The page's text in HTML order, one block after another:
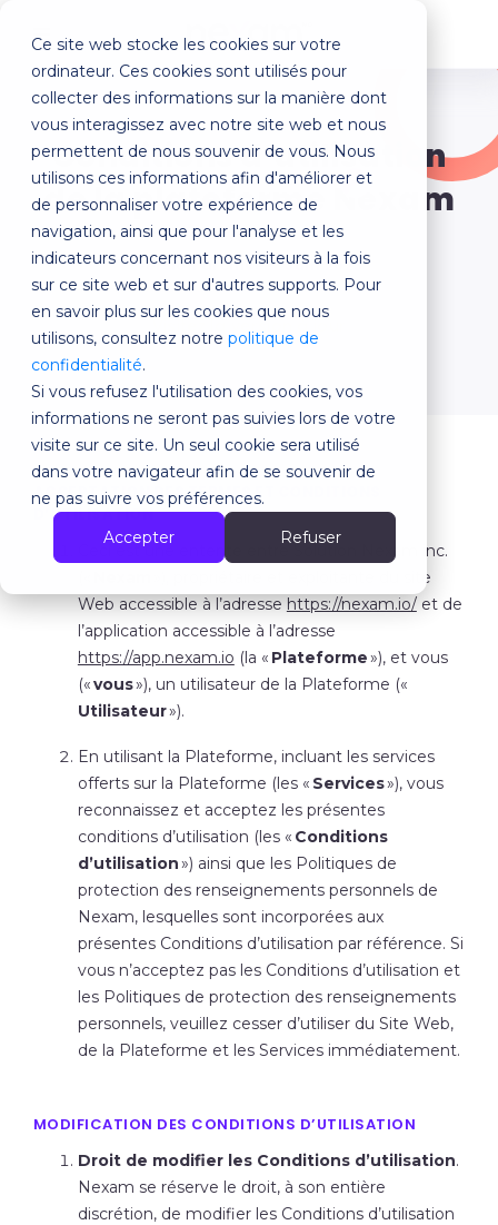
Ce site web stocke les cookies sur votre
ordinateur. Ces cookies sont utilisés pour
collecter des informations sur la manière dont
vous interagissez avec notre site web et nous
permettent de nous souvenir de vous. Nous
utilisons ces informations afin d'améliorer et
de personnaliser votre expérience de
navigation, ainsi que pour l'analyse et les
indicateurs concernant nos visiteurs à la fois
sur ce site web et sur d'autres supports. Pour
en savoir plus sur les cookies que nous
utilisons, consultez notre politique de
confidentialité.
Si vous refusez l'utilisation des cookies, vos
informations ne seront pas suivies lors de votre
visite sur ce site. Un seul cookie sera utilisé
dans votre navigateur afin de se souvenir de
ne pas suivre vos préférences.
Accepter
Refuser
MENU
Conditions d’utilisation
de la plateforme Nexam
Version archivée : Juin 2023
Visitez la version à jour
ACCEPTATION DES TERMES ET CONDITIONS
D’UTILISATION
Ceci est une entente entre Solution Nexam inc.
»), propriétaire et exploitante du site
Web accessible à l’adresse https://nexam.io/et de
l’application accessible à l’adresse
https://app.nexam.io (la « Plateforme»), et vous
(«vous»), un utilisateur de la Plateforme («
Utilisateur»).
En utilisant la Plateforme, incluant les services
offerts sur la Plateforme (les « Services»), vous
reconnaissez et acceptez les présentes
conditions d’utilisation (les « Conditions
d’utilisation») ainsi que les Politiques de
protection des renseignements personnels de
Nexam, lesquelles sont incorporées aux
présentes Conditions d’utilisation par référence. Si
vous n’acceptez pas les Conditions d’utilisation et
les Politiques de protection des renseignements
personnels, veuillez cesser d’utiliser du Site Web,
de la Plateforme et les Services immédiatement.
MODIFICATION DES CONDITIONS D’UTILISATION
Droit de modifier les Conditions d’utilisation.
Nexam se réserve le droit, à son entière
discrétion, de modifier les Conditions d’utilisation